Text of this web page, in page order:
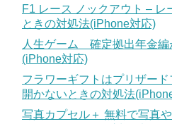
F1 レース ノックアウト –
ときの対処法(iPhone対応)
人生ゲーム 確定拠出年金編
(iPhone対応)
フラワーギフトはプリザー
開かないときの対処法
写真カプセル＋ 無料で写真